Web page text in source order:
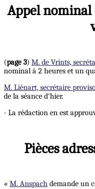
Appel nominal
(page 3) M. de Vrints,
nominal à 2 heures et un
M. Liénart, secrétaire
de la séance d'hier.
- La rédaction en est
Pièces
« M. Anspach demande un